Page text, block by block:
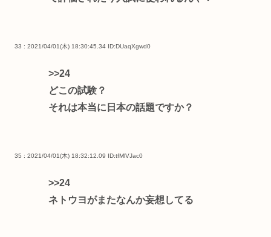
33 : 2021/04/01(木) 18:30:45.34 ID:DUaqXgwd0
>>24
どこの試験？
それは本当に日本の話題ですか？
35 : 2021/04/01(木) 18:32:12.09 ID:tfMlVJac0
>>24
ネトウヨがまたなんか妄想してる